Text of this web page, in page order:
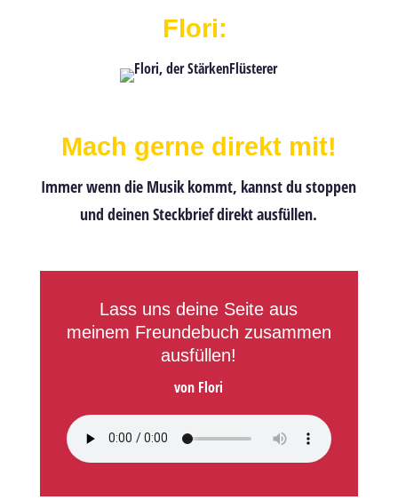
Flori:
Mach gerne direkt mit!
Immer wenn die Musik kommt, kannst du stoppen
und deinen Steckbrief direkt ausfüllen.
Lass uns deine Seite aus
meinem Freundebuch zusammen
ausfüllen!
von Flori